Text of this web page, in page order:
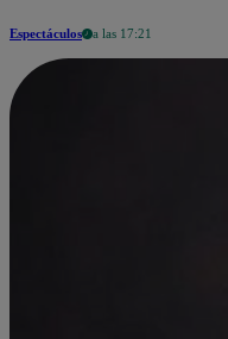
Espectáculos a las 17:21